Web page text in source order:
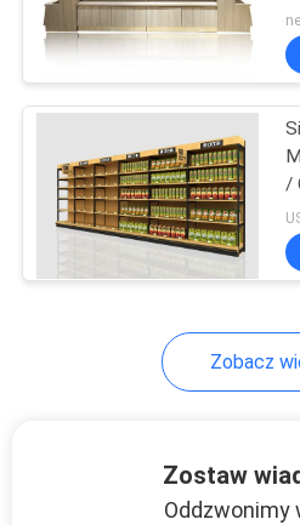
Stojaki na
Półki z
*
/
Zobacz
Zostaw
Oddzwonimy